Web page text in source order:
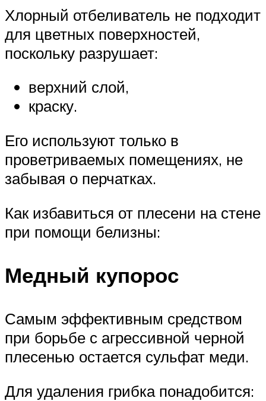
Хлорный отбеливатель не подходит
для цветных поверхностей,
поскольку разрушает:
верхний слой,
краску.
Его используют только в
проветриваемых помещениях, не
забывая о перчатках.
Как избавиться от плесени на стене
при помощи белизны:
Медный купорос
Самым эффективным средством
при борьбе с агрессивной черной
плесенью остается сульфат меди.
Для удаления грибка понадобится: